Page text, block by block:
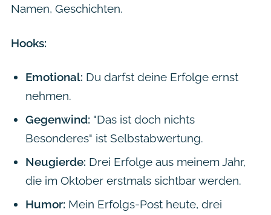
Namen, Geschichten.
Hooks:
Emotional: Du darfst deine Erfolge ernst
nehmen.
Gegenwind: "Das ist doch nichts
Besonderes" ist Selbstabwertung.
Neugierde: Drei Erfolge aus meinem Jahr,
die im Oktober erstmals sichtbar werden.
Humor: Mein Erfolgs-Post heute, drei